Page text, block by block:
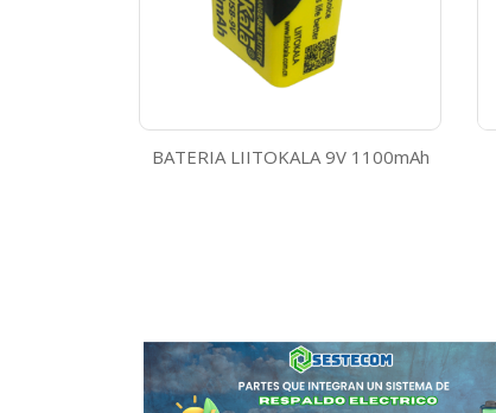
BATERIA LIITOKALA 9V 1100mAh